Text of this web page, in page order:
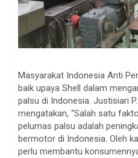
Masyarakat Indonesia Anti
baik upaya Shell dalam
palsu di Indonesia. Justisiari
mengatakan, “Salah satu
pelumas palsu adalah
bermotor di Indonesia. Oleh
perlu membantu